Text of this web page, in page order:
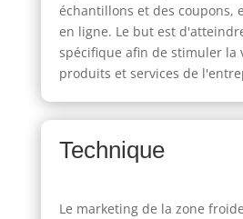
échantillons et des coupons,
en ligne. Le but est
spécifique afin de stimuler la
produits et services de
Technique
Le marketing de la zone